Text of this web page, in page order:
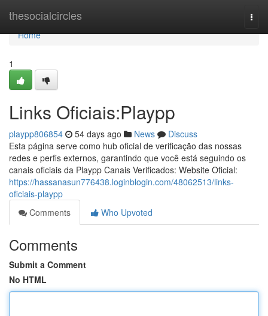
thesocialcircles
Home
Home
1
Links Oficiais:Playpp
playpp806854 54 days ago News
Discuss
Esta página serve como hub oficial de verificação das nossas
redes e perfis externos, garantindo que você está seguindo os
canais oficiais da Playpp Canais Verificados: Website Oficial:
https://hassanasun776438.loginblogin.com/48062513/links-
oficiais-playpp
Comments
Who Upvoted
Comments
Submit a Comment
No HTML